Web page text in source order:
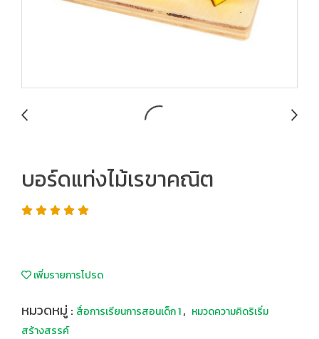
บอร์ดแท่งไม้เรขาคณิต
เพิ่มรายการโปรด
หมวดหมู่ : สื่อการเรียนการสอนเด็ก 1, หมวดความคิดริเริ่ม
สร้างสรรค์